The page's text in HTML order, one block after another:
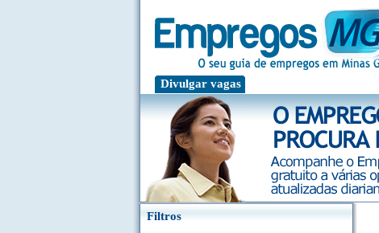
Divulgar vagas
Filtros